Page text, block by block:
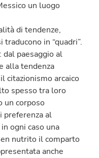
un luogo
di tendenze,
in “quadri”.
paesaggio al
alla tendenza
citazionismo arcaico
spesso tra loro
un corposo
preferenza al
ogni caso una
nutrito il comparto
anche